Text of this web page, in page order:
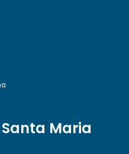
Maria